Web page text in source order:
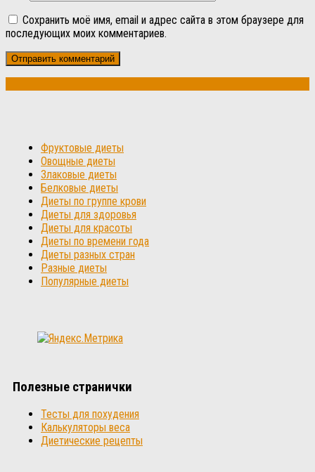
Сохранить моё имя, email и адрес сайта в этом браузере для
последующих моих комментариев.
Фруктовые диеты
Овощные диеты
Злаковые диеты
Белковые диеты
Диеты по группе крови
Диеты для здоровья
Диеты для красоты
Диеты по времени года
Диеты разных стран
Разные диеты
Популярные диеты
Полезные странички
Тесты для похудения
Калькуляторы веса
Диетические рецепты